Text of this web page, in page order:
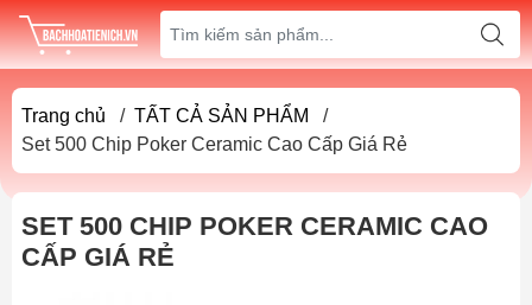
Trang chủ / TẤT CẢ SẢN PHẨM
/
Set 500 Chip Poker Ceramic Cao Cấp Giá Rẻ
SET 500 CHIP POKER CERAMIC CAO
CẤP GIÁ RẺ